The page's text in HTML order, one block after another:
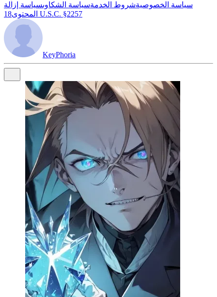
سياسة الخصوصيةشروط الخدمةسياسة الشكاوىسياسة إزالة
المحتوى 18 U.S.C. §2257
KeyPhoria